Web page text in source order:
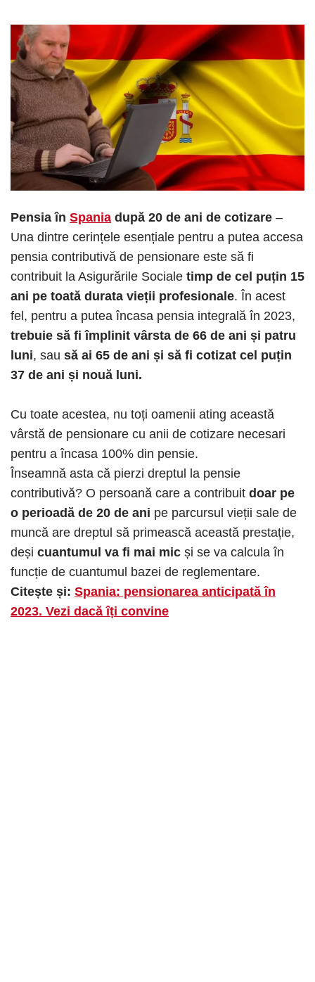
Pensia în Spania după 20 de ani de cotizare –
Una dintre cerințele esențiale pentru a putea accesa
pensia contributivă de pensionare este să fi
contribuit la Asigurările Sociale timp de cel puțin 15
ani pe toată durata vieții profesionale. În acest
fel, pentru a putea încasa pensia integrală în 2023,
trebuie să fi împlinit vârsta de 66 de ani și patru
luni, sau să ai 65 de ani și să fi cotizat cel puțin
37 de ani și nouă luni.
Cu toate acestea, nu toți oamenii ating această
vârstă de pensionare cu anii de cotizare necesari
pentru a încasa 100% din pensie.
Înseamnă asta că pierzi dreptul la pensie
contributivă? O persoană care a contribuit doar pe
o perioadă de 20 de ani pe parcursul vieții sale de
muncă are dreptul să primească această prestație,
deși cuantumul va fi mai mic și se va calcula în
funcție de cuantumul bazei de reglementare.
Citește și: Spania: pensionarea anticipată în
2023. Vezi dacă îți convine